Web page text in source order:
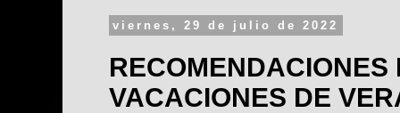
viernes, 29 de julio de 2022
RECOMENDACIONES
VACACIONES DE